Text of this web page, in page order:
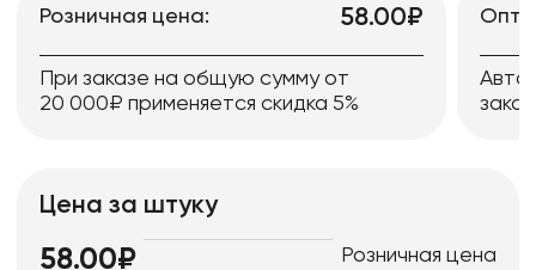
Розничная цена: 58.00₽
При заказе на общую сумму от
20 000₽ применяется скидка 5%
Цена за штуку
58.00₽ Розничная цена